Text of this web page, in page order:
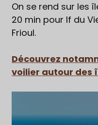
On se rend sur les
20 min pour If du
Frioul.
Découvrez
voilier autour des